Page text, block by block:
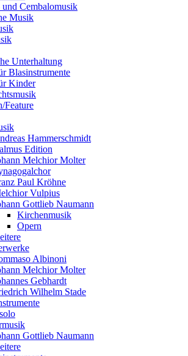
Cembalomusik
Musik
Unterhaltung
Blasinstrumente
Kinder
Feature
Hammerschmidt
Edition
Melchior Molter
Paul Kröhne
Vulpius
Gottlieb Naumann
Kirchenmusik
Opern
Albinoni
Melchior Molter
Gebhardt
Wilhelm Stade
Gottlieb Naumann